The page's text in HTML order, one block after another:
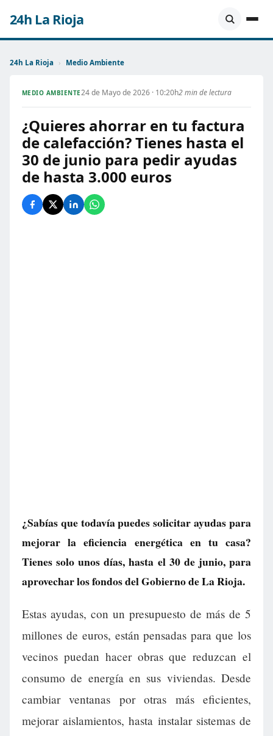
24h La Rioja
24h La Rioja › Medio Ambiente
MEDIO AMBIENTE24 de Mayo de 2026 · 10:20h2 min de lectura
¿Quieres ahorrar en tu factura
de calefacción? Tienes hasta el
30 de junio para pedir ayudas
de hasta 3.000 euros
¿Sabías que todavía puedes solicitar ayudas para
mejorar la eficiencia energética en tu casa?
Tienes solo unos días, hasta el 30 de junio, para
aprovechar los fondos del Gobierno de La Rioja.
Estas ayudas, con un presupuesto de más de 5
millones de euros, están pensadas para que los
vecinos puedan hacer obras que reduzcan el
consumo de energía en sus viviendas. Desde
cambiar ventanas por otras más eficientes,
mejorar aislamientos, hasta instalar sistemas de